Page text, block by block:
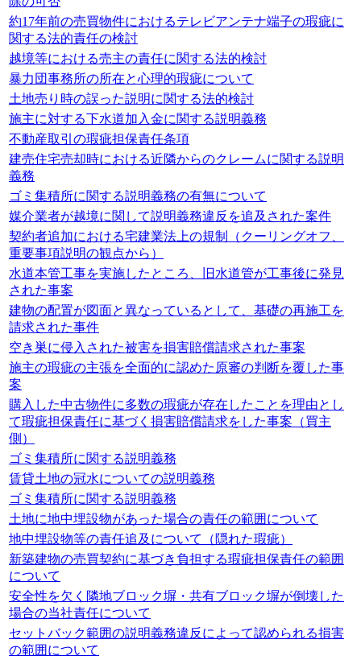
約17年前の売買物件におけるテレビアンテナ端子の瑕疵に
関する法的責任の検討
越境等における売主の責任に関する法的検討
暴力団事務所の所在と心理的瑕疵について
土地売り時の誤った説明に関する法的検討
施主に対する下水道加入金に関する説明義務
不動産取引の瑕疵担保責任条項
建売住宅売却時における近隣からのクレームに関する説明
義務
ゴミ集積所に関する説明義務の有無について
媒介業者が越境に関して説明義務違反を追及された案件
契約者追加における宅建業法上の規制（クーリングオフ、
重要事項説明の観点から）
水道本管工事を実施したところ、旧水道管が工事後に発見
された事案
建物の配置が図面と異なっているとして、基礎の再施工を
請求された事件
空き巣に侵入された被害を損害賠償請求された事案
施主の瑕疵の主張を全面的に認めた原審の判断を覆した事
案
購入した中古物件に多数の瑕疵が存在したことを理由とし
て瑕疵担保責任に基づく損害賠償請求をした事案（買主
側）
ゴミ集積所に関する説明義務
賃貸土地の冠水についての説明義務
ゴミ集積所に関する説明義務
土地に地中埋設物があった場合の責任の範囲について
地中埋設物等の責任追及について（隠れた瑕疵）
新築建物の売買契約に基づき負担する瑕疵担保責任の範囲
について
安全性を欠く隣地ブロック塀・共有ブロック塀が倒壊した
場合の当社責任について
セットバック範囲の説明義務違反によって認められる損害
の範囲について